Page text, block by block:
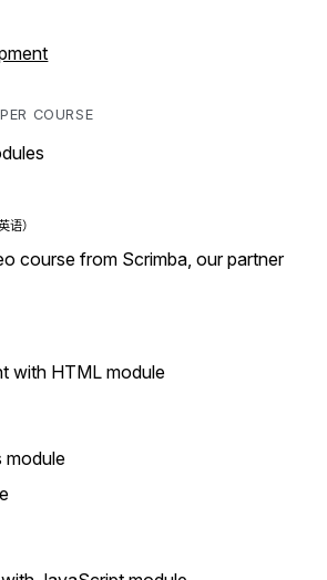
COURSE
course from Scrimba, our partner
with HTML module
module